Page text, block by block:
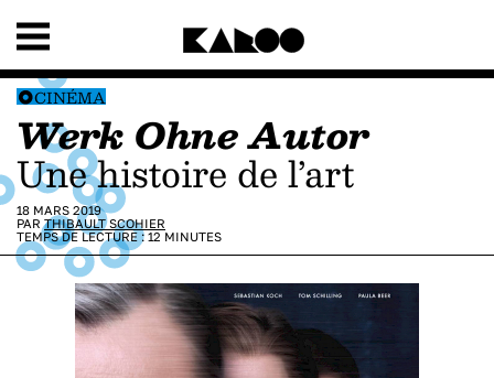
CINÉMA
Werk Ohne Autor
Une histoire de l’art
18 MARS 2019
PARTHIBAULT SCOHIER
TEMPS DE LECTURE : 12 MINUTES